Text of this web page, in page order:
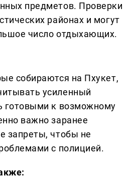
предметов. Проверки
районах и могут
число отдыхающих.
собираются на Пхукет,
усиленный
готовыми к возможному
важно заранее
запреты, чтобы не
с полицией.